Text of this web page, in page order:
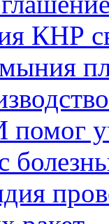
КНР
помог